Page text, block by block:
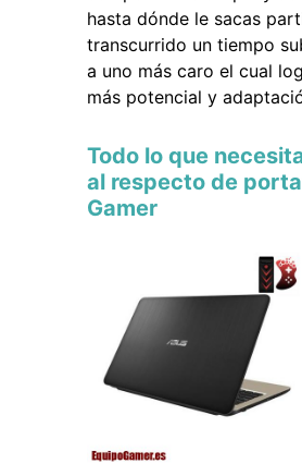
hasta dónde le sacas
transcurrido un tiempo
a uno más caro el cual
más potencial y
Todo lo que
al respecto de
Gamer